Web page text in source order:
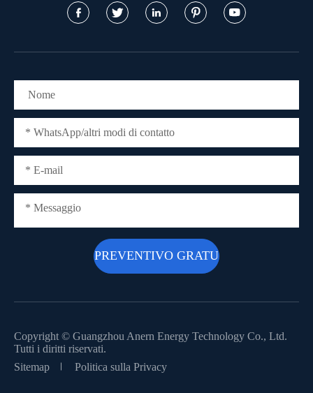
    
Copyright © Guangzhou Anern Energy Technology Co., Ltd.
Tutti i diritti riservati.
Sitemap
Politica sulla Privacy